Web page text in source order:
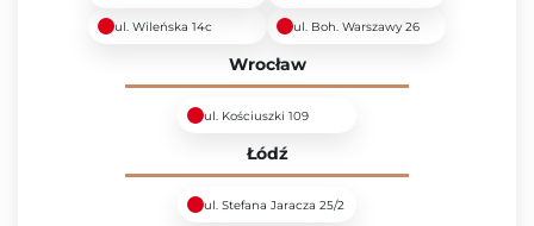
ul. Wileńska 14c ul. Boh. Warszawy 26
Wrocław
ul. Kościuszki 109
Łódź
ul. Stefana Jaracza 25/2